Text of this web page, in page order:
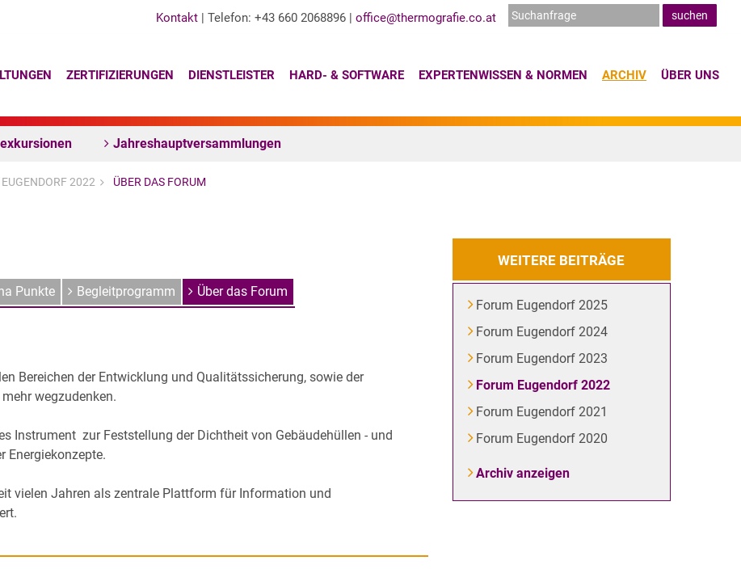
Kontakt | Telefon: +43 660 2068896 | office@thermografie.co.at
ZERTIFIZIERUNGEN DIENSTLEISTER HARD- & SOFTWARE EXPERTENWISSEN & NORMEN ARCHIV ÜBER UNS
Jahreshauptversammlungen
2022 ÜBER DAS FORUM
Punkte Begleitprogramm Über das Forum
Bereichen der Entwicklung und Qualitätssicherung, sowie der
wegzudenken.
Instrument zur Feststellung der Dichtheit von Gebäudehüllen - und
Energiekonzepte.
vielen Jahren als zentrale Plattform für Information und
WEITERE BEITRÄGE
Forum Eugendorf 2025
Forum Eugendorf 2024
Forum Eugendorf 2023
Forum Eugendorf 2022
Forum Eugendorf 2021
Forum Eugendorf 2020
Archiv anzeigen